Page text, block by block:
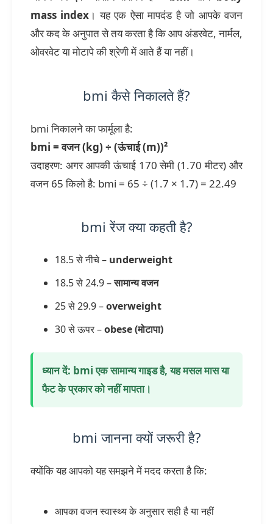
mass index । यह एक ऐसा मापदंड है जो आपके वजन
और कद के अनुपात से तय करता है कि आप अंडरवेट, नार्मल,
ओवरवेट या मोटापे की श्रेणी में आते हैं या नहीं।
bmi कैसे निकालते हैं?
bmi निकालने का फार्मूला है:
bmi = वजन (kg) ÷ (ऊंचाई (m))²
उदाहरण: अगर आपकी ऊंचाई 170 सेमी (1.70 मीटर) और
वजन 65 किलो है: bmi = 65 ÷ (1.7 × 1.7) = 22.49
bmi रेंज क्या कहती है?
18.5 से नीचे – underweight
18.5 से 24.9 –सामान्य वजन
25 से 29.9 –overweight
30 से ऊपर –obese (मोटापा)
ध्यान दें: bmi एक सामान्य गाइड है, यह मसल मास या
फैट के प्रकार को नहीं मापता।
bmi जानना क्यों जरूरी है?
क्योंकि यह आपको यह समझने में मदद करता है कि:
आपका वजन स्वास्थ्य के अनुसार सही है या नहीं